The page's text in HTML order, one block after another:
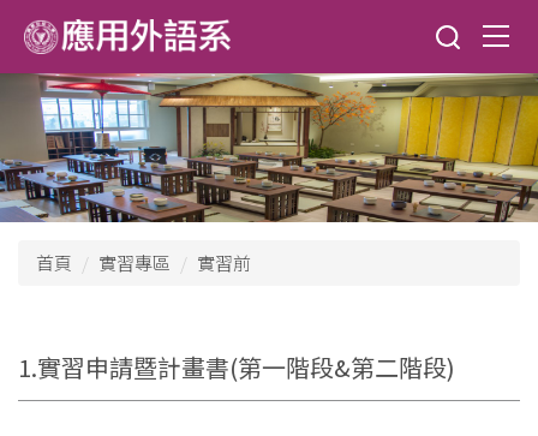
到
主
區
首頁 實習專區 實習前
1.實習申請暨計畫書(第一階段&第二階段)